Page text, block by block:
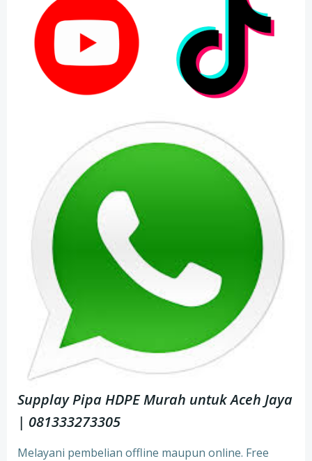
Supplay Pipa HDPE Murah untuk Aceh Jaya
| 081333273305
Melayani pembelian offline maupun online. Free